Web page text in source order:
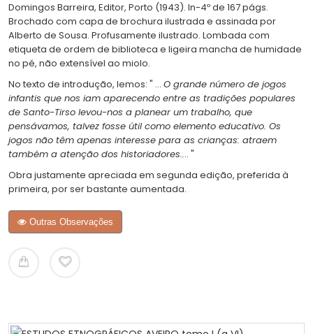
Domingos Barreira, Editor, Porto (1943). In-4º de 167 págs.
Brochado com capa de brochura ilustrada e assinada por
Alberto de Sousa. Profusamente ilustrado. Lombada com
etiqueta de ordem de biblioteca e ligeira mancha de humidade
no pé, não extensível ao miolo.
No texto de introdução, lemos: " ... O grande número de jogos
infantis que nos iam aparecendo entre as tradições populares
de Santo-Tirso levou-nos a planear um trabalho, que
pensávamos, talvez fosse útil como elemento educativo. Os
jogos não têm apenas interesse para as crianças: atraem
também a atenção dos historiadores.... "
Obra justamente apreciada em segunda edição, preferida à
primeira, por ser bastante aumentada.
Outras Observações